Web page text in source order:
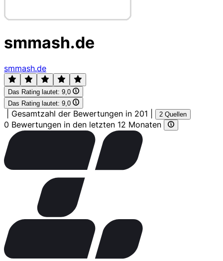
smmash.de
smmash.de
Das Rating lautet: 9,0
Das Rating lautet: 9,0
Gesamtzahl der Bewertungen in 201 2 Quellen
0 Bewertungen in den letzten 12 Monaten